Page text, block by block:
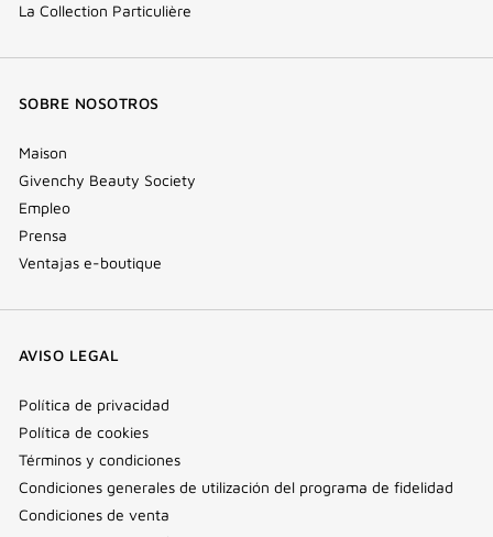
La Collection Particulière
SOBRE NOSOTROS
Maison
Givenchy Beauty Society
Empleo
Prensa
Ventajas e-boutique
AVISO LEGAL
Política de privacidad
Política de cookies
Términos y condiciones
Condiciones generales de utilización del programa de fidelidad
Condiciones de venta